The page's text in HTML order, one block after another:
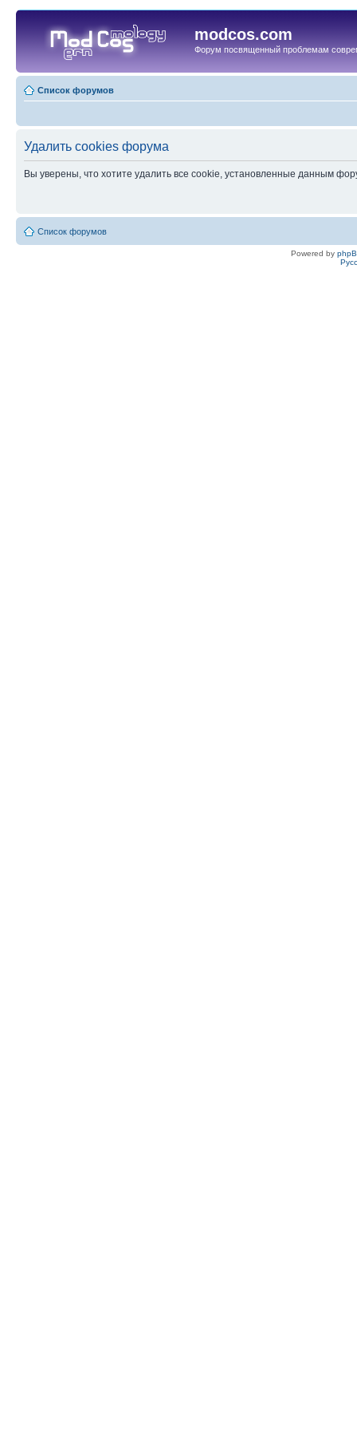
modcos.com
Форум посвященный проблемам
Список форумов
Удалить cookies форума
Вы уверены, что хотите удалить все cookie, установленные данным
Список форумов
Powered by